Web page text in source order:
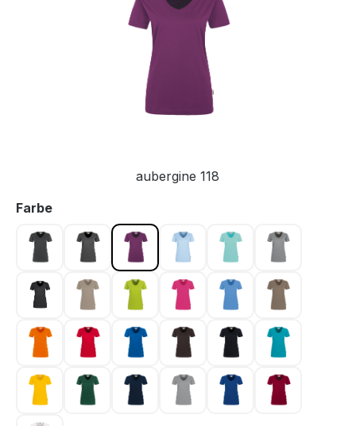
aubergine 118
Farbeauswählen
anthrazit 028anthrazit meliert 328
aubergine 118eisblau 020eisgrün 059grau meliert
karbongrau 064
khaki 080kiwi 040 magenta 122malibublau 041
nougat 128
orange 027rot 002 royalblau 010schokolade 022
schwarz 005smaragd 012
sonne 035tanne 072tinte 034 titan 043 ultramarinblau 129
weinrot 017